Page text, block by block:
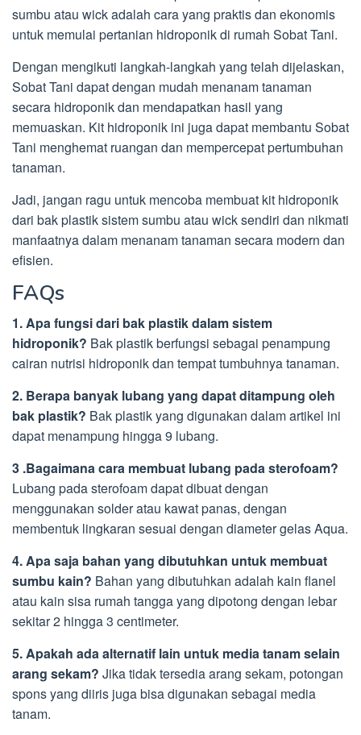
sumbu atau wick adalah cara yang praktis dan ekonomis
untuk memulai pertanian hidroponik di rumah Sobat Tani.
Dengan mengikuti langkah-langkah yang telah dijelaskan,
Sobat Tani dapat dengan mudah menanam tanaman
secara hidroponik dan mendapatkan hasil yang
memuaskan. Kit hidroponik ini juga dapat membantu Sobat
Tani menghemat ruangan dan mempercepat pertumbuhan
tanaman.
Jadi, jangan ragu untuk mencoba membuat kit hidroponik
dari bak plastik sistem sumbu atau wick sendiri dan nikmati
manfaatnya dalam menanam tanaman secara modern dan
efisien.
FAQs
1. Apa fungsi dari bak plastik dalam sistem
hidroponik? Bak plastik berfungsi sebagai penampung
cairan nutrisi hidroponik dan tempat tumbuhnya tanaman.
2. Berapa banyak lubang yang dapat ditampung oleh
bak plastik? Bak plastik yang digunakan dalam artikel ini
dapat menampung hingga 9 lubang.
3 .Bagaimana cara membuat lubang pada sterofoam?
Lubang pada sterofoam dapat dibuat dengan
menggunakan solder atau kawat panas, dengan
membentuk lingkaran sesuai dengan diameter gelas Aqua.
4. Apa saja bahan yang dibutuhkan untuk membuat
sumbu kain? Bahan yang dibutuhkan adalah kain flanel
atau kain sisa rumah tangga yang dipotong dengan lebar
sekitar 2 hingga 3 centimeter.
5. Apakah ada alternatif lain untuk media tanam selain
arang sekam? Jika tidak tersedia arang sekam, potongan
spons yang diiris juga bisa digunakan sebagai media
tanam.